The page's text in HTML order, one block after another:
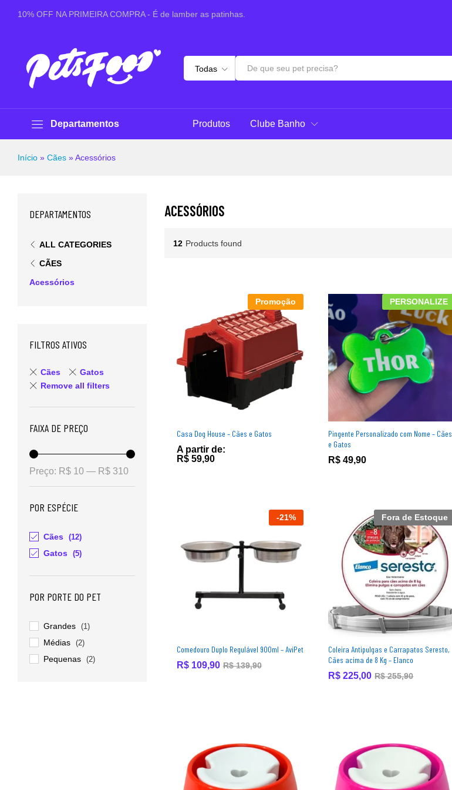
10% OFF NA PRIMEIRA COMPRA - É de lamber as patinhas.
Todas
Departamentos Produtos Clube Banho
Início » Cães »Acessórios
ACESSÓRIOS
12 Products found
Promoção
Casa Dog House – Cães e Gatos
A partir de:
R$59,90
R$59,90
PERSONALIZE
Pingente Personalizado com Nome – Cães
e Gatos
R$ 49,90
R$ 49,90
-21%
Comedouro Duplo Regulável 900ml – AviPet
R$109,90 R$139,90
R$109,90 R$139,90
Fora de Estoque
Coleira Antipulgas e Carrapatos Seresto,
Cães acima de 8 Kg – Elanco
R$ 225,00 R$255,90
R$ 225,00 R$255,90
DEPARTAMENTOS
ALL CATEGORIES
CÃES
Acessórios
FILTROS ATIVOS
Cães
Gatos
Remove all filters
FAIXA DE PREÇO
Preço: R$ 10 — R$ 310
POR ESPÉCIE
Cães (12)
Gatos (5)
POR PORTE DO PET
Grandes (1)
Médias (2)
Pequenas (2)